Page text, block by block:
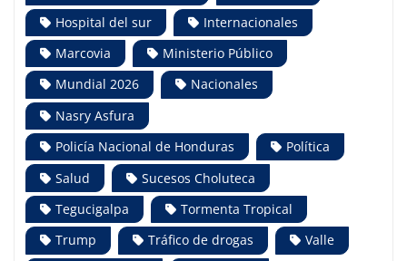
Hospital del sur
Internacionales
Marcovia
Ministerio Público
Mundial 2026
Nacionales
Nasry Asfura
Policía Nacional de Honduras
Política
Salud
Sucesos Choluteca
Tegucigalpa
Tormenta Tropical
Trump
Tráfico de drogas
Valle